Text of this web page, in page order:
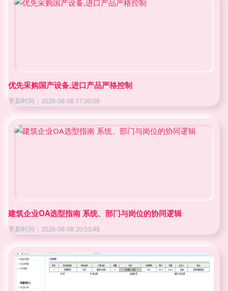
优先采购国产设备,进口产品严格控制
更新时间：2026-08-08 17:30:08
建筑企业OA选型指南 系统、部门与岗位的协同逻辑
更新时间：2026-08-08 20:53:48